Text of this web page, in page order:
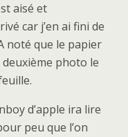
aisé et
car j’en ai fini de
noté que le papier
photo le
d’apple ira lire
peu que l’on